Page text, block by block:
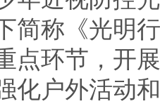
简称《光明
点环节，开
化户外活动